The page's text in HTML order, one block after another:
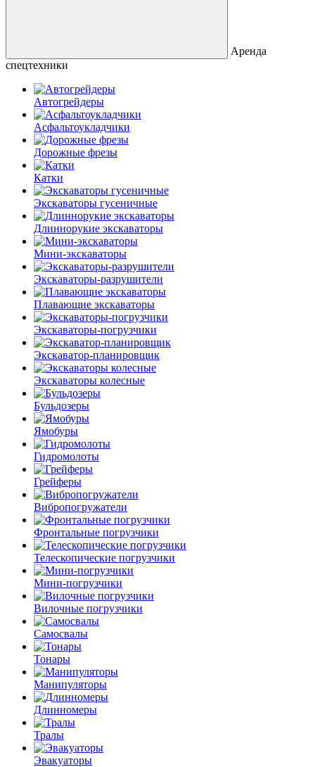
Аренда
спецтехники
Автогрейдеры
Асфальто­укладчики
Дорожные фрезы
Катки
Экскаваторы гусеничные
Длиннорукие экскаваторы
Мини-экскаваторы
Экскаваторы-разрушители
Плавающие экскаваторы
Экскаваторы-погрузчики
Экскаватор-планировщик
Экскаваторы колесные
Бульдозеры
Ямобуры
Гидромолоты
Грейферы
Вибро­погружатели
Фронтальные погрузчики
Телескопические погрузчики
Мини-погрузчики
Вилочные погрузчики
Самосвалы
Тонары
Манипуляторы
Длинномеры
Тралы
Эвакуаторы